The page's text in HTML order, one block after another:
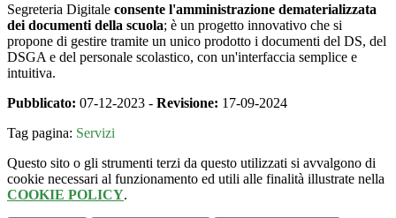
Segreteria Digitale consente l'amministrazione dematerializzata
dei documenti della scuola; è un progetto innovativo che si
propone di gestire tramite un unico prodotto i documenti del DS, del
DSGA e del personale scolastico, con un'interfaccia semplice e
intuitiva.
Pubblicato: 07-12-2023 - Revisione: 17-09-2024
Tag pagina: Servizi
Questo sito o gli strumenti terzi da questo utilizzati si avvalgono di
cookie necessari al funzionamento ed utili alle finalità illustrate nella
COOKIE POLICY.